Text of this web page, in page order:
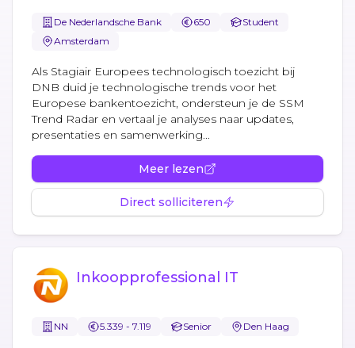
De Nederlandsche Bank 650
Student
Amsterdam
Als Stagiair Europees technologisch toezicht bij
DNB duid je technologische trends voor het
Europese bankentoezicht, ondersteun je de SSM
Trend Radar en vertaal je analyses naar updates,
presentaties en samenwerking...
Meer lezen
Direct solliciteren
Inkoopprofessional IT
NN 5.339 - 7.119 Senior Den Haag